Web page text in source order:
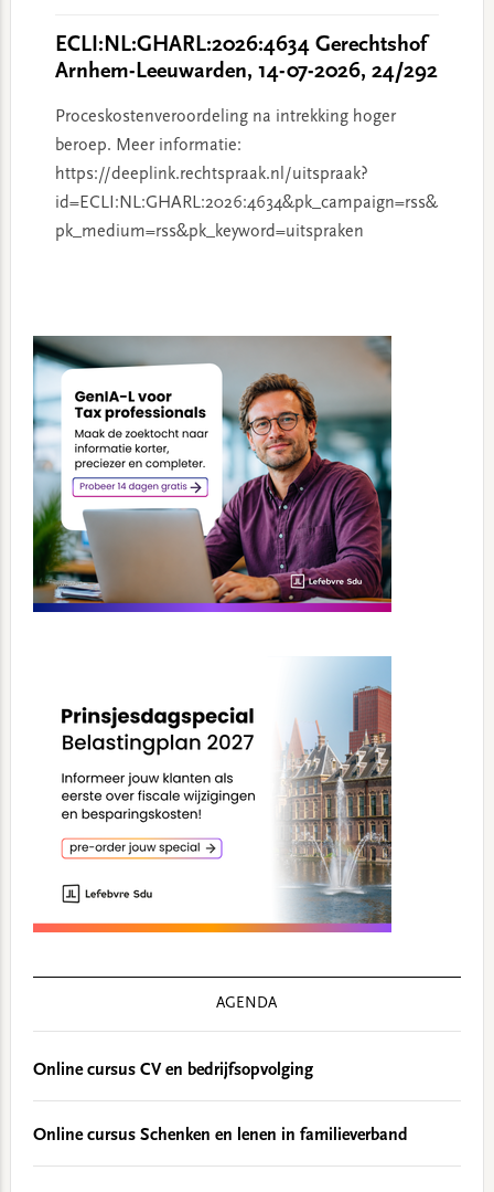
ECLI:NL:GHARL:2026:4634 Gerechtshof
Arnhem-Leeuwarden, 14-07-2026, 24/292
Proceskostenveroordeling na intrekking hoger
beroep. Meer informatie:
https://deeplink.rechtspraak.nl/uitspraak?
id=ECLI:NL:GHARL:2026:4634&pk_campaign=rss&
pk_medium=rss&pk_keyword=uitspraken
Sidebar
AGENDA
Online cursus CV en bedrijfsopvolging
Online cursus Schenken en lenen in familieverband